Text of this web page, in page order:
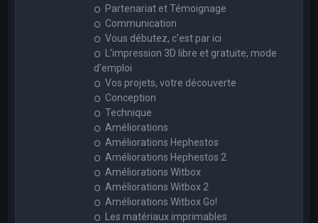
Partenariat et Témoignage
Communication
Vous débutez, c'est par ici
L'impression 3D libre et gratuite, mode
d'emploi
Vos projets, votre découverte
Conception
Technique
Améliorations
Améliorations Hephestos
Améliorations Hephestos 2
Améliorations Witbox
Améliorations Witbox 2
Améliorations Witbox Go!
Les matériaux imprimables